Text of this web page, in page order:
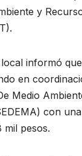
y
informó
en
Medio
con
mil pesos.